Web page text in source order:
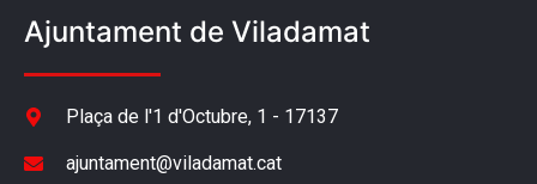
Ajuntament de Viladamat
Plaça de l'1 d'Octubre, 1 - 17137
ajuntament@viladamat.cat